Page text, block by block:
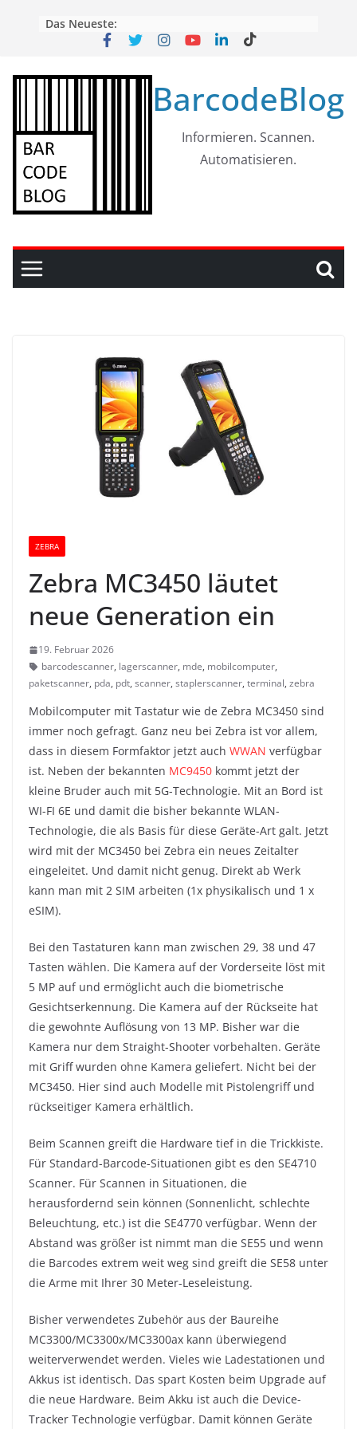
Das Neueste:
BarcodeBlog
Informieren. Scannen.
Automatisieren.
ZEBRA
Zebra MC3450 läutet
neue Generation ein
19. Februar 2026
barcodescanner, lagerscanner, mde, mobilcomputer,
paketscanner, pda, pdt, scanner, staplerscanner, terminal, zebra
Mobilcomputer mit Tastatur wie de Zebra MC3450 sind
immer noch gefragt. Ganz neu bei Zebra ist vor allem,
dass in diesem Formfaktor jetzt auch WWAN verfügbar
ist. Neben der bekannten MC9450 kommt jetzt der
kleine Bruder auch mit 5G-Technologie. Mit an Bord ist
WI-FI 6E und damit die bisher bekannte WLAN-
Technologie, die als Basis für diese Geräte-Art galt. Jetzt
wird mit der MC3450 bei Zebra ein neues Zeitalter
eingeleitet. Und damit nicht genug. Direkt ab Werk
kann man mit 2 SIM arbeiten (1x physikalisch und 1 x
eSIM).
Bei den Tastaturen kann man zwischen 29, 38 und 47
Tasten wählen. Die Kamera auf der Vorderseite löst mit
5 MP auf und ermöglicht auch die biometrische
Gesichtserkennung. Die Kamera auf der Rückseite hat
die gewohnte Auflösung von 13 MP. Bisher war die
Kamera nur dem Straight-Shooter vorbehalten. Geräte
mit Griff wurden ohne Kamera geliefert. Nicht bei der
MC3450. Hier sind auch Modelle mit Pistolengriff und
rückseitiger Kamera erhältlich.
Beim Scannen greift die Hardware tief in die Trickkiste.
Für Standard-Barcode-Situationen gibt es den SE4710
Scanner. Für Scannen in Situationen, die
herausfordernd sein können (Sonnenlicht, schlechte
Beleuchtung, etc.) ist die SE4770 verfügbar. Wenn der
Abstand was größer ist nimmt man die SE55 und wenn
die Barcodes extrem weit weg sind greift die SE58 unter
die Arme mit Ihrer 30 Meter-Leseleistung.
Bisher verwendetes Zubehör aus der Baureihe
MC3300/MC3300x/MC3300ax kann überwiegend
weiterverwendet werden. Vieles wie Ladestationen und
Akkus ist identisch. Das spart Kosten beim Upgrade auf
die neue Hardware. Beim Akku ist auch die Device-
Tracker Technologie verfügbar. Damit können Geräte